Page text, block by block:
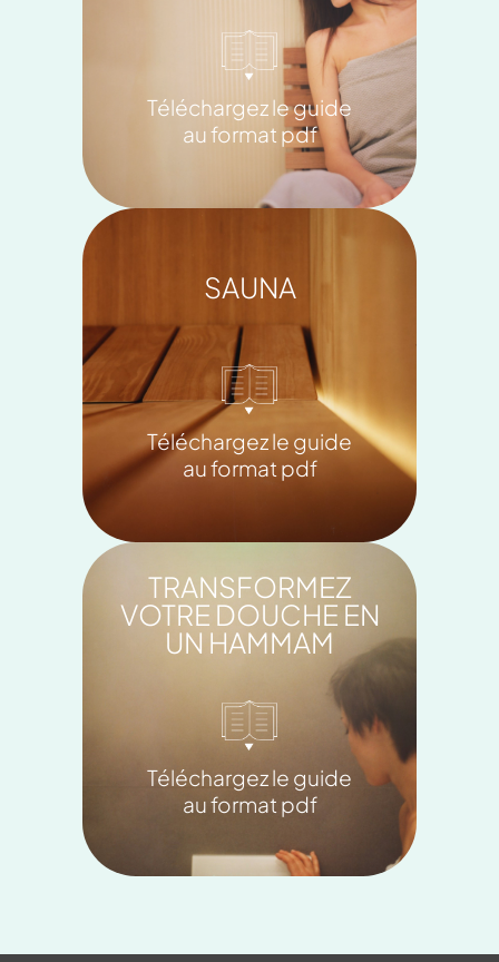
Téléchargez le guide
au format pdf
SAUNA
Téléchargez le guide
au format pdf
TRANSFORMEZ
VOTRE DOUCHE EN
UN HAMMAM
Téléchargez le guide
au format pdf